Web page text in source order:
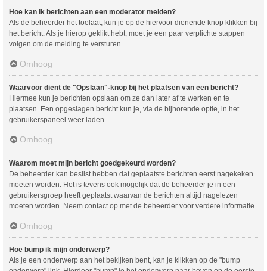
Hoe kan ik berichten aan een moderator melden?
Als de beheerder het toelaat, kun je op de hiervoor dienende knop klikken bij
het bericht. Als je hierop geklikt hebt, moet je een paar verplichte stappen
volgen om de melding te versturen.
Omhoog
Waarvoor dient de "Opslaan"-knop bij het plaatsen van een bericht?
Hiermee kun je berichten opslaan om ze dan later af te werken en te
plaatsen. Een opgeslagen bericht kun je, via de bijhorende optie, in het
gebruikerspaneel weer laden.
Omhoog
Waarom moet mijn bericht goedgekeurd worden?
De beheerder kan beslist hebben dat geplaatste berichten eerst nagekeken
moeten worden. Het is tevens ook mogelijk dat de beheerder je in een
gebruikersgroep heeft geplaatst waarvan de berichten altijd nagelezen
moeten worden. Neem contact op met de beheerder voor verdere informatie.
Omhoog
Hoe bump ik mijn onderwerp?
Als je een onderwerp aan het bekijken bent, kan je klikken op de "bump